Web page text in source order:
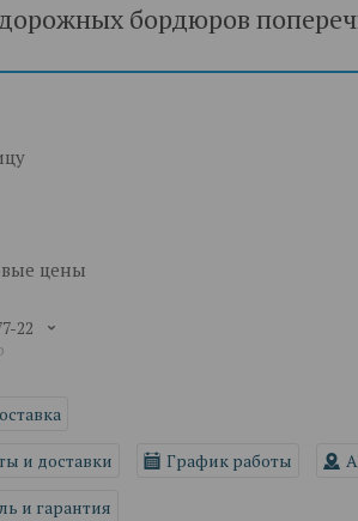
бордюров
цены
22
и доставки График работы
и гарантия